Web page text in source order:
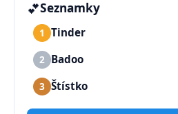
💕Seznamky
1 Tinder
2 Badoo
3 Štístko